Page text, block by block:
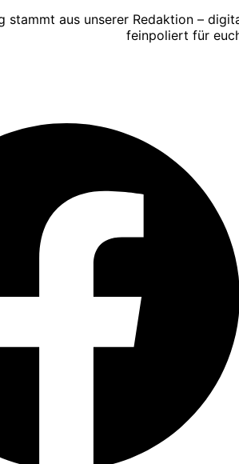
stammt aus unserer Redaktion –
feinpoliert für